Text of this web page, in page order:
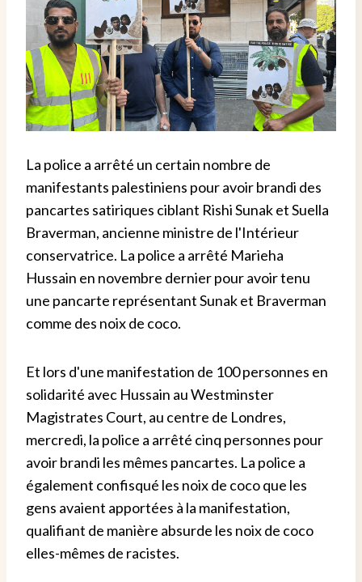
La police a arrêté un certain nombre de
manifestants palestiniens pour avoir brandi des
pancartes satiriques ciblant Rishi Sunak et Suella
Braverman, ancienne ministre de l'Intérieur
conservatrice. La police a arrêté Marieha
Hussain en novembre dernier pour avoir tenu
une pancarte représentant Sunak et Braverman
comme des noix de coco.
Et lors d'une manifestation de 100 personnes en
solidarité avec Hussain au Westminster
Magistrates Court, au centre de Londres,
mercredi, la police a arrêté cinq personnes pour
avoir brandi les mêmes pancartes. La police a
également confisqué les noix de coco que les
gens avaient apportées à la manifestation,
qualifiant de manière absurde les noix de coco
elles-mêmes de racistes.